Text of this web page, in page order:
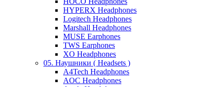
HYPERX Headphones
Logitech Headphones
Marshall Headphones
MUSE Earphones
TWS Earphones
XO Headphones
05. Наушники ( Headsets )
A4Tech Headphones
AOC Headphones